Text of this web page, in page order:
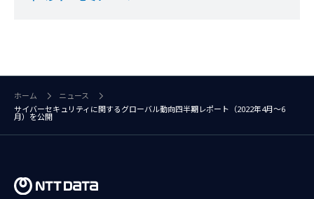
ホーム
ニュース
サイバーセキュリティに関するグローバル動向四半期レポート（2022年4月～6
月）を公開